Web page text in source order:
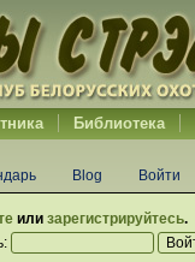
Библиотека
Blog Войти
или зарегистрируйтесь.